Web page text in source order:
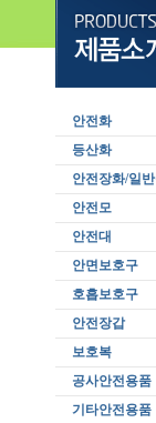
안전화
등산화
안전장화/일
안전모
안전대
안면보호구
호흡보호구
안전장갑
보호복
공사안전용품
기타안전용품